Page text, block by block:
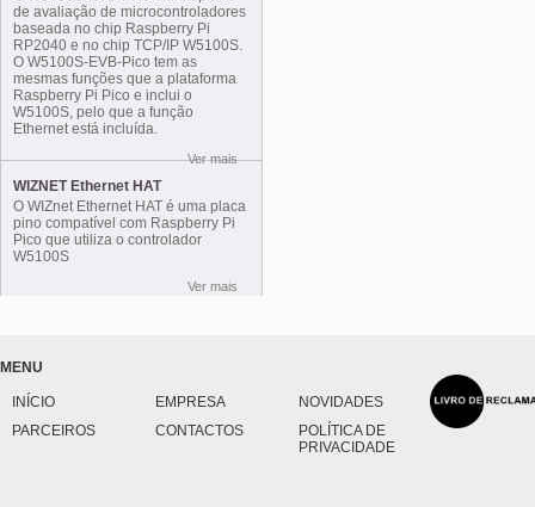
de avaliação de microcontroladores
baseada no chip Raspberry Pi
RP2040 e no chip TCP/IP W5100S.
O W5100S-EVB-Pico tem as
mesmas funções que a plataforma
Raspberry Pi Pico e inclui o
W5100S, pelo que a função
Ethernet está incluída.
Ver mais
WIZNET Ethernet HAT
O WIZnet Ethernet HAT é uma placa
pino compatível com Raspberry Pi
Pico que utiliza o controlador
W5100S
Ver mais
MENU
INÍCIO EMPRESA
NOVIDADES
PARCEIROS
CONTACTOS
POLÍTICA DE
PRIVACIDADE